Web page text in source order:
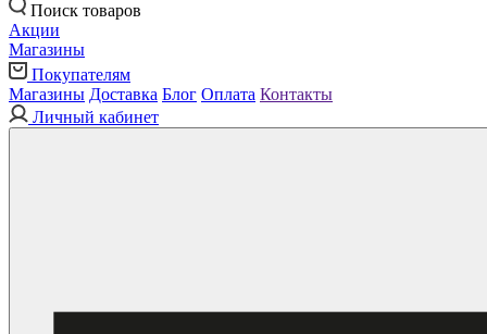
Поиск товаров
Акции
Магазины
Покупателям
Магазины Доставка Блог Оплата Контакты
Личный кабинет